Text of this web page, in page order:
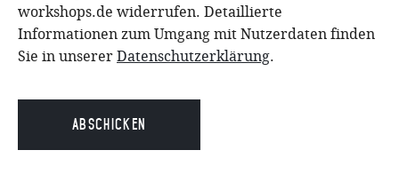
workshops.de widerrufen. Detaillierte
Informationen zum Umgang mit Nutzerdaten finden
Sie in unserer Datenschutzerklärung.